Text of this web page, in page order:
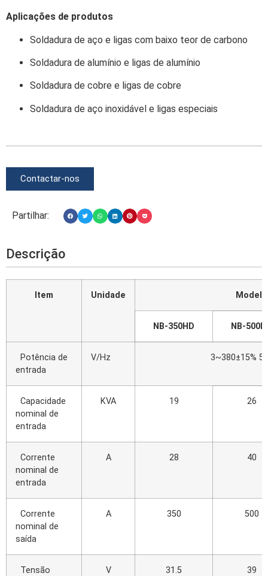
Aplicações de produtos
Soldadura de aço e ligas com baixo teor de carbono
Soldadura de alumínio e ligas de alumínio
Soldadura de cobre e ligas de cobre
Soldadura de aço inoxidável e ligas especiais
Contactar-nos
Partilhar:
Descrição
Item Unidade Modelo
NB-350HD NB-
Potência de
entrada
V/Hz 3~380±15%
Capacidade
nominal de
entrada
KVA 19 26
Corrente
nominal de
entrada
A 28 40
Corrente
nominal de
saída
A 350 500
Tensão V 31.5 39